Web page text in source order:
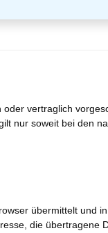
vertraglich
nur soweit bei den
übermittelt und
die übertragene